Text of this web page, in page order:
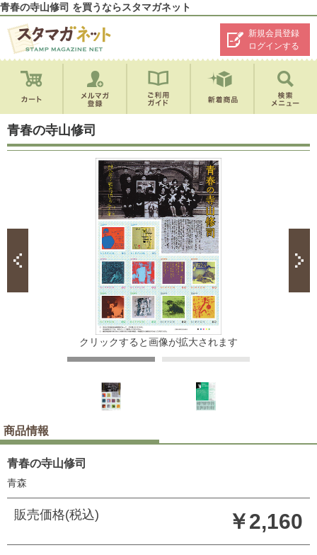
青春の寺山修司 を買うならスタマガネット
新規会員登録
ログインする
青春の寺山修司
クリックすると画像が拡大されます
商品情報
青春の寺山修司
青森
販売価格(税込) ￥2,160